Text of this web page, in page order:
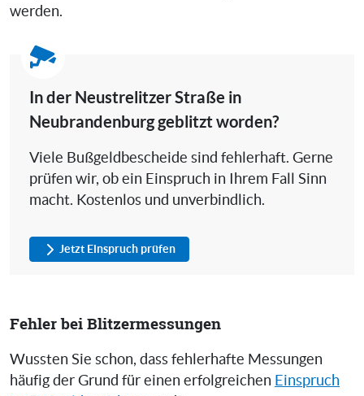
werden.
In der Neustrelitzer Straße in
Neubrandenburg geblitzt worden?
Viele Bußgeldbescheide sind fehlerhaft. Gerne
prüfen wir, ob ein Einspruch in Ihrem Fall Sinn
macht. Kostenlos und unverbindlich.
Jetzt Einspruch prüfen
Fehler bei Blitzermessungen
Wussten Sie schon, dass fehlerhafte Messungen
häufig der Grund für einen erfolgreichen Einspruch